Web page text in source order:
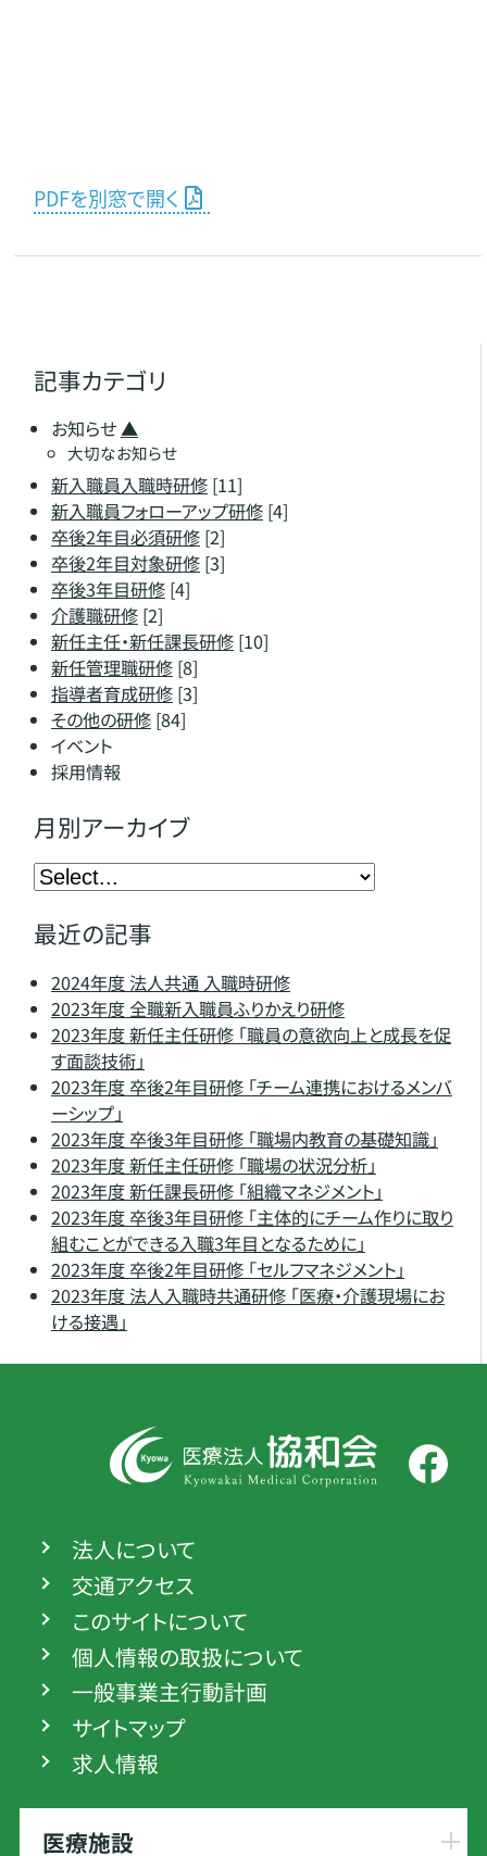
PDFを別窓で開く
記事カテゴリ
お知らせ▲
大切なお知らせ
新入職員入職時研修[11]
新入職員フォローアップ研修[4]
卒後2年目必須研修[2]
卒後2年目対象研修[3]
卒後3年目研修[4]
介護職研修[2]
新任主任・新任課長研修[10]
新任管理職研修[8]
指導者育成研修[3]
その他の研修[84]
イベント
採用情報
月別アーカイブ
最近の記事
2024年度 法人共通 入職時研修
2023年度 全職新入職員ふりかえり研修
2023年度 新任主任研修 「職員の意欲向上と成長を促
す面談技術」
2023年度 卒後2年目研修 「チーム連携におけるメンバ
ーシップ」
2023年度 卒後3年目研修 「職場内教育の基礎知識」
2023年度 新任主任研修 「職場の状況分析」
2023年度 新任課長研修 「組織マネジメント」
2023年度 卒後3年目研修 「主体的にチーム作りに取り
組むことができる入職3年目となるために」
2023年度 卒後2年目研修 「セルフマネジメント」
2023年度 法人入職時共通研修 「医療・介護現場にお
ける接遇」
法人について
交通アクセス
このサイトについて
個人情報の取扱について
一般事業主行動計画
サイトマップ
求人情報
医療施設